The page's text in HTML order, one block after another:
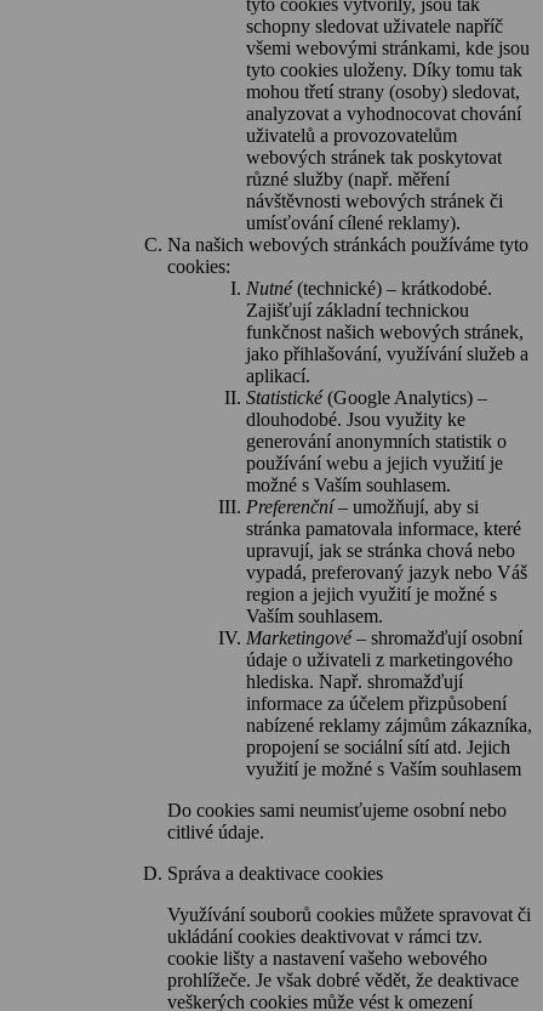
schopny sledovat uživatele napříč
všemi webovými stránkami, kde jsou
tyto cookies uloženy. Díky tomu tak
mohou třetí strany (osoby) sledovat,
analyzovat a vyhodnocovat chování
uživatelů a provozovatelům
webových stránek tak poskytovat
různé služby (např. měření
návštěvnosti webových stránek či
umísťování cílené reklamy).
Na našich webových stránkách používáme tyto
cookies:
Nutné(technické) – krátkodobé.
Zajišťují základní technickou
funkčnost našich webových stránek,
jako přihlašování, využívání služeb a
aplikací.
Statistické(Google Analytics) –
dlouhodobé. Jsou využity ke
generování anonymních statistik o
používání webu a jejich využití je
možné s Vaším souhlasem.
Preferenční– umožňují, aby si
stránka pamatovala informace, které
upravují, jak se stránka chová nebo
vypadá, preferovaný jazyk nebo Váš
region a jejich využití je možné s
Vaším souhlasem.
Marketingové– shromažďují osobní
údaje o uživateli z marketingového
hlediska. Např. shromažďují
informace za účelem přizpůsobení
nabízené reklamy zájmům zákazníka,
propojení se sociální sítí atd. Jejich
využití je možné s Vaším souhlasem
Do cookies sami neumisťujeme osobní nebo
citlivé údaje.
Správa a deaktivace cookies
Využívání souborů cookies můžete spravovat či
ukládání cookies deaktivovat v rámci tzv.
cookie lišty a nastavení vašeho webového
prohlížeče. Je však dobré vědět, že deaktivace
veškerých cookies může vést k omezení